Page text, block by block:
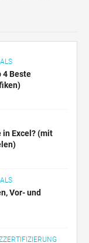
4 Beste
in Excel? (mit
Vor- und